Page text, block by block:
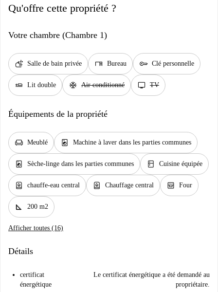
Qu'offre cette propriété ?
Votre chambre (Chambre 1)
soap Salle de bain privée desk Bureau key Clé personnelle
airline_seat_flat Lit double ac_unit Air conditionné tv TV
Équipements de la propriété
chair Meublé local_laundry_service Machine à laver dans les parties communes
local_laundry_service Sèche-linge dans les parties communes kitchen Cuisine équipée
water_heater chauffe-eau central water_heater Chauffage central oven_gen Four
square_foot 200 m2
Afficher toutes (16)
Détails
certificat
énergétique
Le certificat énergétique a été demandé au
propriétaire.